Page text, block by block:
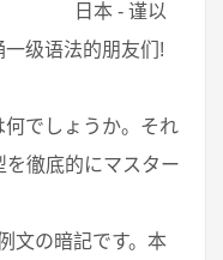
日本 - 谨以
级语法的朋友们!
何でしょうか。それ
徹底的にマスター
文の暗記です。本